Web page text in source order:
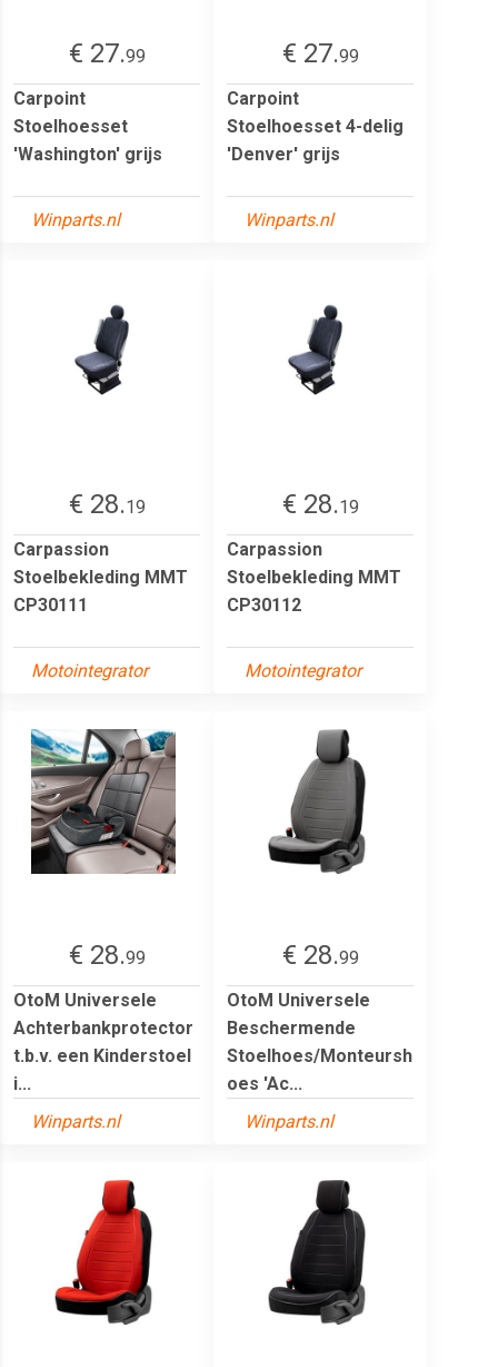
€ 27.99
Carpoint
Stoelhoesset
'Washington' grijs
Winparts.nl
€ 27.99
Carpoint
Stoelhoesset 4-delig
'Denver' grijs
Winparts.nl
€ 28.19
Carpassion
Stoelbekleding MMT
CP30111
Motointegrator
€ 28.19
Carpassion
Stoelbekleding MMT
CP30112
Motointegrator
€ 28.99
OtoM Universele
Achterbankprotector
t.b.v. een Kinderstoel
i...
Winparts.nl
€ 28.99
OtoM Universele
Beschermende
Stoelhoes/Monteursh
oes 'Ac...
Winparts.nl